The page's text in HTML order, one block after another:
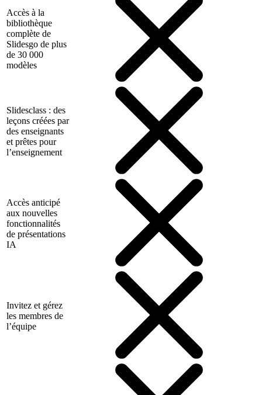
Accès à la
bibliothèque
complète de
Slidesgo de plus
de 30 000
modèles
Slidesclass : des
leçons créées par
des enseignants
et prêtes pour
l’enseignement
Accès anticipé
aux nouvelles
fonctionnalités
de présentations
IA
Invitez et gérez
les membres de
l’équipe